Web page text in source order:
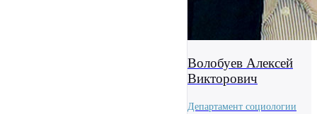
Волобуев Алексей
Викторович
Департамент социологии